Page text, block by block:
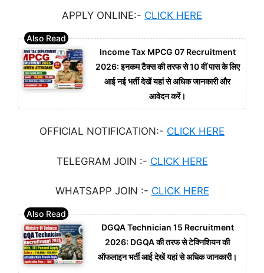
APPLY ONLINE:- CLICK HERE
Income Tax MPCG 07 Recruitment
2026: इनकम टैक्स की तरफ से 10 वीं पास के लिए
आई नई भर्ती देखें यहां से अधिक जानकारी और
आवेदन करें।
OFFICIAL NOTIFICATION:- CLICK HERE
TELEGRAM JOIN :- CLICK HERE
WHATSAPP JOIN :- CLICK HERE
DGQA Technician 15 Recruitment
2026: DGQA की तरफ से टेक्निशियन की
ऑफलाइन भर्ती आई देखें यहां से अधिक जानकारी।